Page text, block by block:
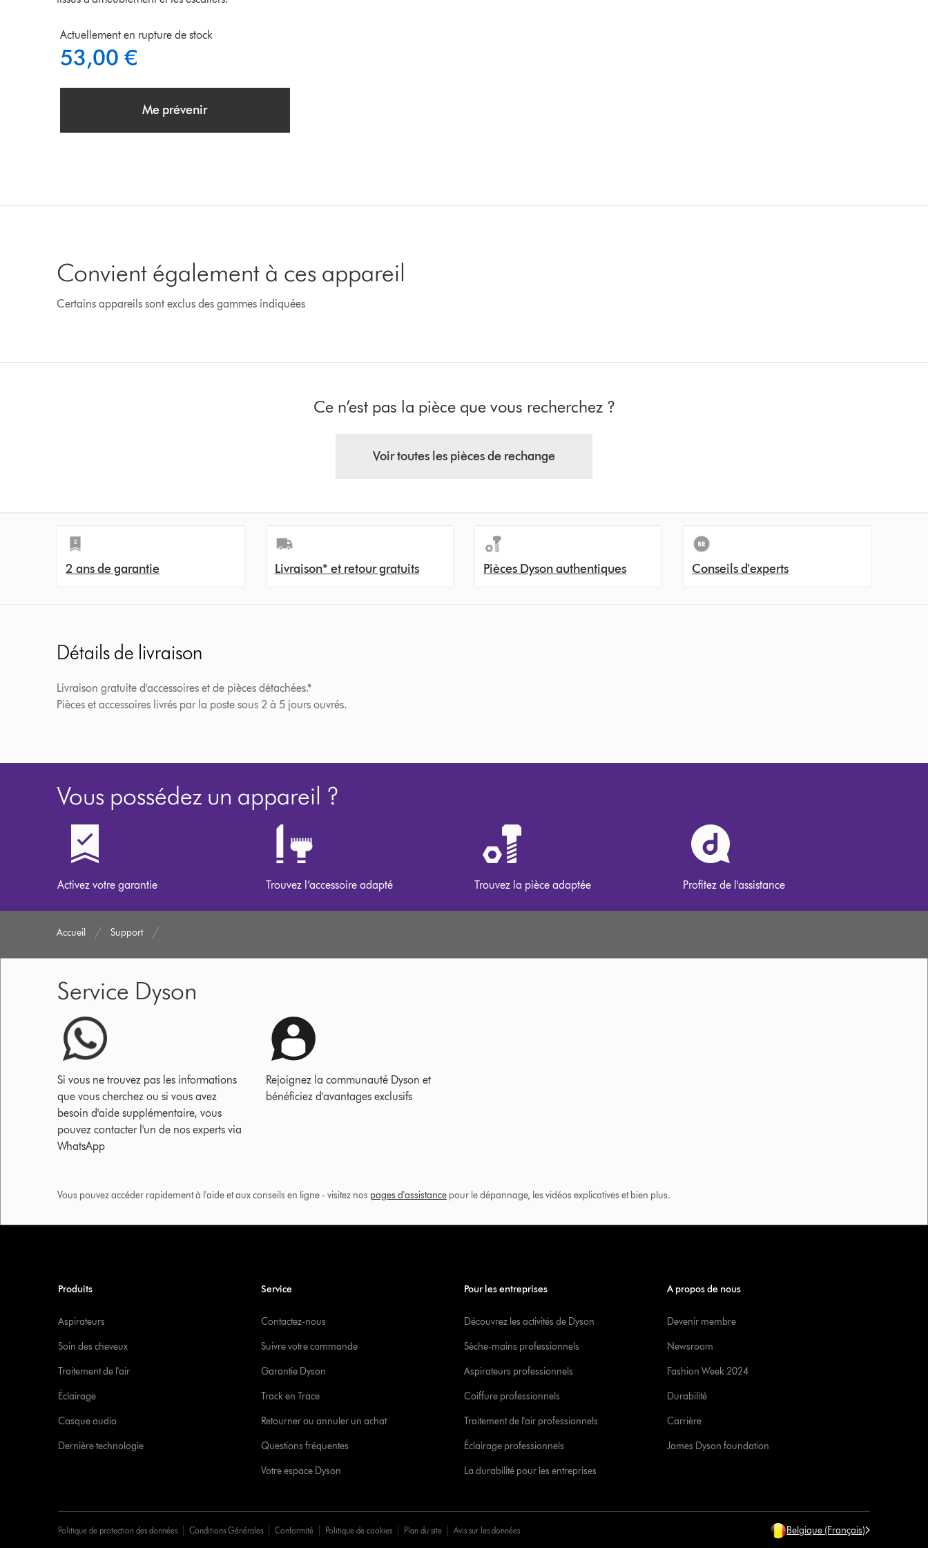
Actuellement en rupture de stock
53,00 €
Me prévenir
Convient également à ces appareil
Certains appareils sont exclus des gammes indiquées
Ce n’est pas la pièce que vous recherchez ?
Voir toutes les pièces de rechange
2 ans de garantie Livraison* et retour gratuits Pièces Dyson authentiques Conseils d'experts
Détails de livraison
Livraison gratuite d'accessoires et de pièces détachées.*
Pièces et accessoires livrés par la poste sous 2 à 5 jours ouvrés.
Vous possédez un appareil ?
Activez votre garantie Trouvez l’accessoire adapté Trouvez la pièce adaptée Profitez de l'assistance
Accueil Support
Service Dyson
Si vous ne trouvez pas les informations
que vous cherchez ou si vous avez
besoin d'aide supplémentaire, vous
pouvez contacter l'un de nos experts via
WhatsApp
Rejoignez la communauté Dyson et
bénéficiez d'avantages exclusifs
Vous pouvez accéder rapidement à l'aide et aux conseils en ligne - visitez nos pages d'assistance pour le dépannage, les vidéos explicatives et bien plus.​
Produits
Aspirateurs
Soin des cheveux
Traitement de l'air
Éclairage
Casque audio
Dernière technologie
Service
Contactez-nous
Suivre votre commande
Garantie Dyson
Track en Trace
Retourner ou annuler un achat
Questions fréquentes
Votre espace Dyson
Pour les entreprises
Découvrez les activités de Dyson
Sèche-mains professionnels
Aspirateurs professionnels
Coiffure professionnels
Traitement de l'air professionnels
Éclairage professionnels
La durabilité pour les entreprises
A propos de nous
Devenir membre
Newsroom
Fashion Week 2024
Durabilité
Carrière
James Dyson foundation
Politique de protection des données Conditions Générales Conformité Politique de cookies Plan du site Avis sur les données Belgique (Français)